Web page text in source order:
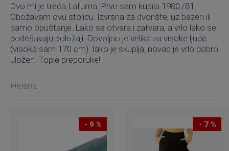
Ovo mi je treća Lafuma. Prvu sam kupila 1980./81.
Obožavam ovu stolicu. Izvrsna za dvorište, uz bazen ili
samo opuštanje. Lako se otvara i zatvara, a vrlo lako se
podešavaju položaji. Dovoljno je velika za visoke ljude
(visoka sam 170 cm). Iako je skuplja, novac je vrlo dobro
uložen. Tople preporuke!
Helena
- 9 % - 7 %